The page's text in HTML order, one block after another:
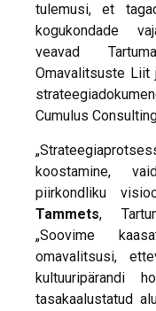
tulemusi, et
kogukondade
veavad
Omavalitsuste Liit
Cumulus
koostamine,
piirkondliku
Tammets,
„Soovime
omavalitsusi,
tasakaalustatud